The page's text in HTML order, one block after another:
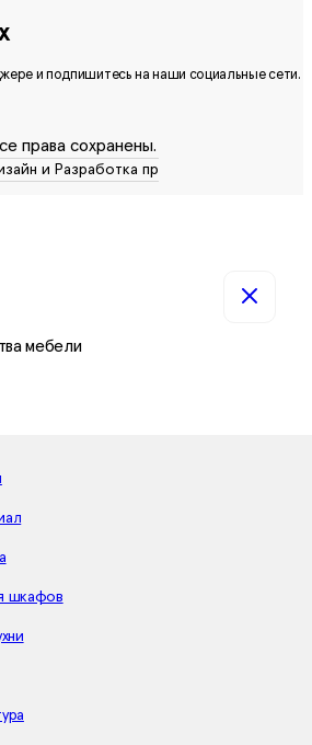
и подпишитесь на наши социальные сети.
права сохранены.
мебели
шкафов